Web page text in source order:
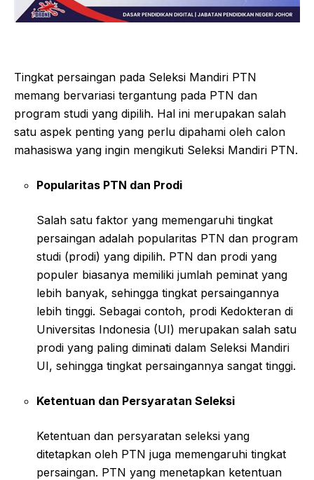
Tingkat persaingan pada Seleksi Mandiri PTN
memang bervariasi tergantung pada PTN dan
program studi yang dipilih. Hal ini merupakan salah
satu aspek penting yang perlu dipahami oleh calon
mahasiswa yang ingin mengikuti Seleksi Mandiri PTN.
Popularitas PTN dan Prodi
Salah satu faktor yang memengaruhi tingkat
persaingan adalah popularitas PTN dan program
studi (prodi) yang dipilih. PTN dan prodi yang
populer biasanya memiliki jumlah peminat yang
lebih banyak, sehingga tingkat persaingannya
lebih tinggi. Sebagai contoh, prodi Kedokteran di
Universitas Indonesia (UI) merupakan salah satu
prodi yang paling diminati dalam Seleksi Mandiri
UI, sehingga tingkat persaingannya sangat tinggi.
Ketentuan dan Persyaratan Seleksi
Ketentuan dan persyaratan seleksi yang
ditetapkan oleh PTN juga memengaruhi tingkat
persaingan. PTN yang menetapkan ketentuan